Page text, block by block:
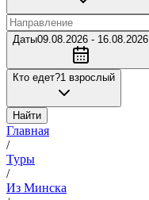
Даты09.08.2026 - 16.08.2026
Кто едет?1 взрослый
Найти
Главная
/
Туры
/
Из Минска